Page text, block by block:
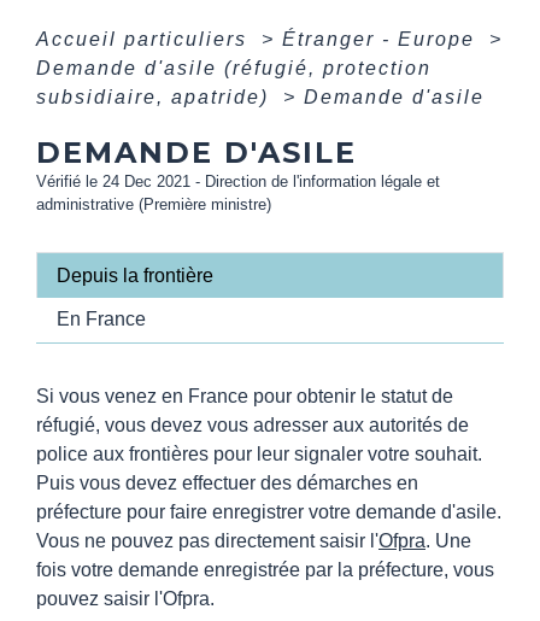
Accueil particuliers > Étranger - Europe
>
Demande d'asile (réfugié, protection
subsidiaire, apatride)
> Demande d'asile
DEMANDE D'ASILE
Vérifié le 24 Dec 2021 - Direction de l'information légale et
administrative (Première ministre)
Depuis la frontière
En France
Si vous venez en France pour obtenir le statut de
réfugié, vous devez vous adresser aux autorités de
police aux frontières pour leur signaler votre souhait.
Puis vous devez effectuer des démarches en
préfecture pour faire enregistrer votre demande d'asile.
Vous ne pouvez pas directement saisir l'Ofpra. Une
fois votre demande enregistrée par la préfecture, vous
pouvez saisir l'Ofpra.